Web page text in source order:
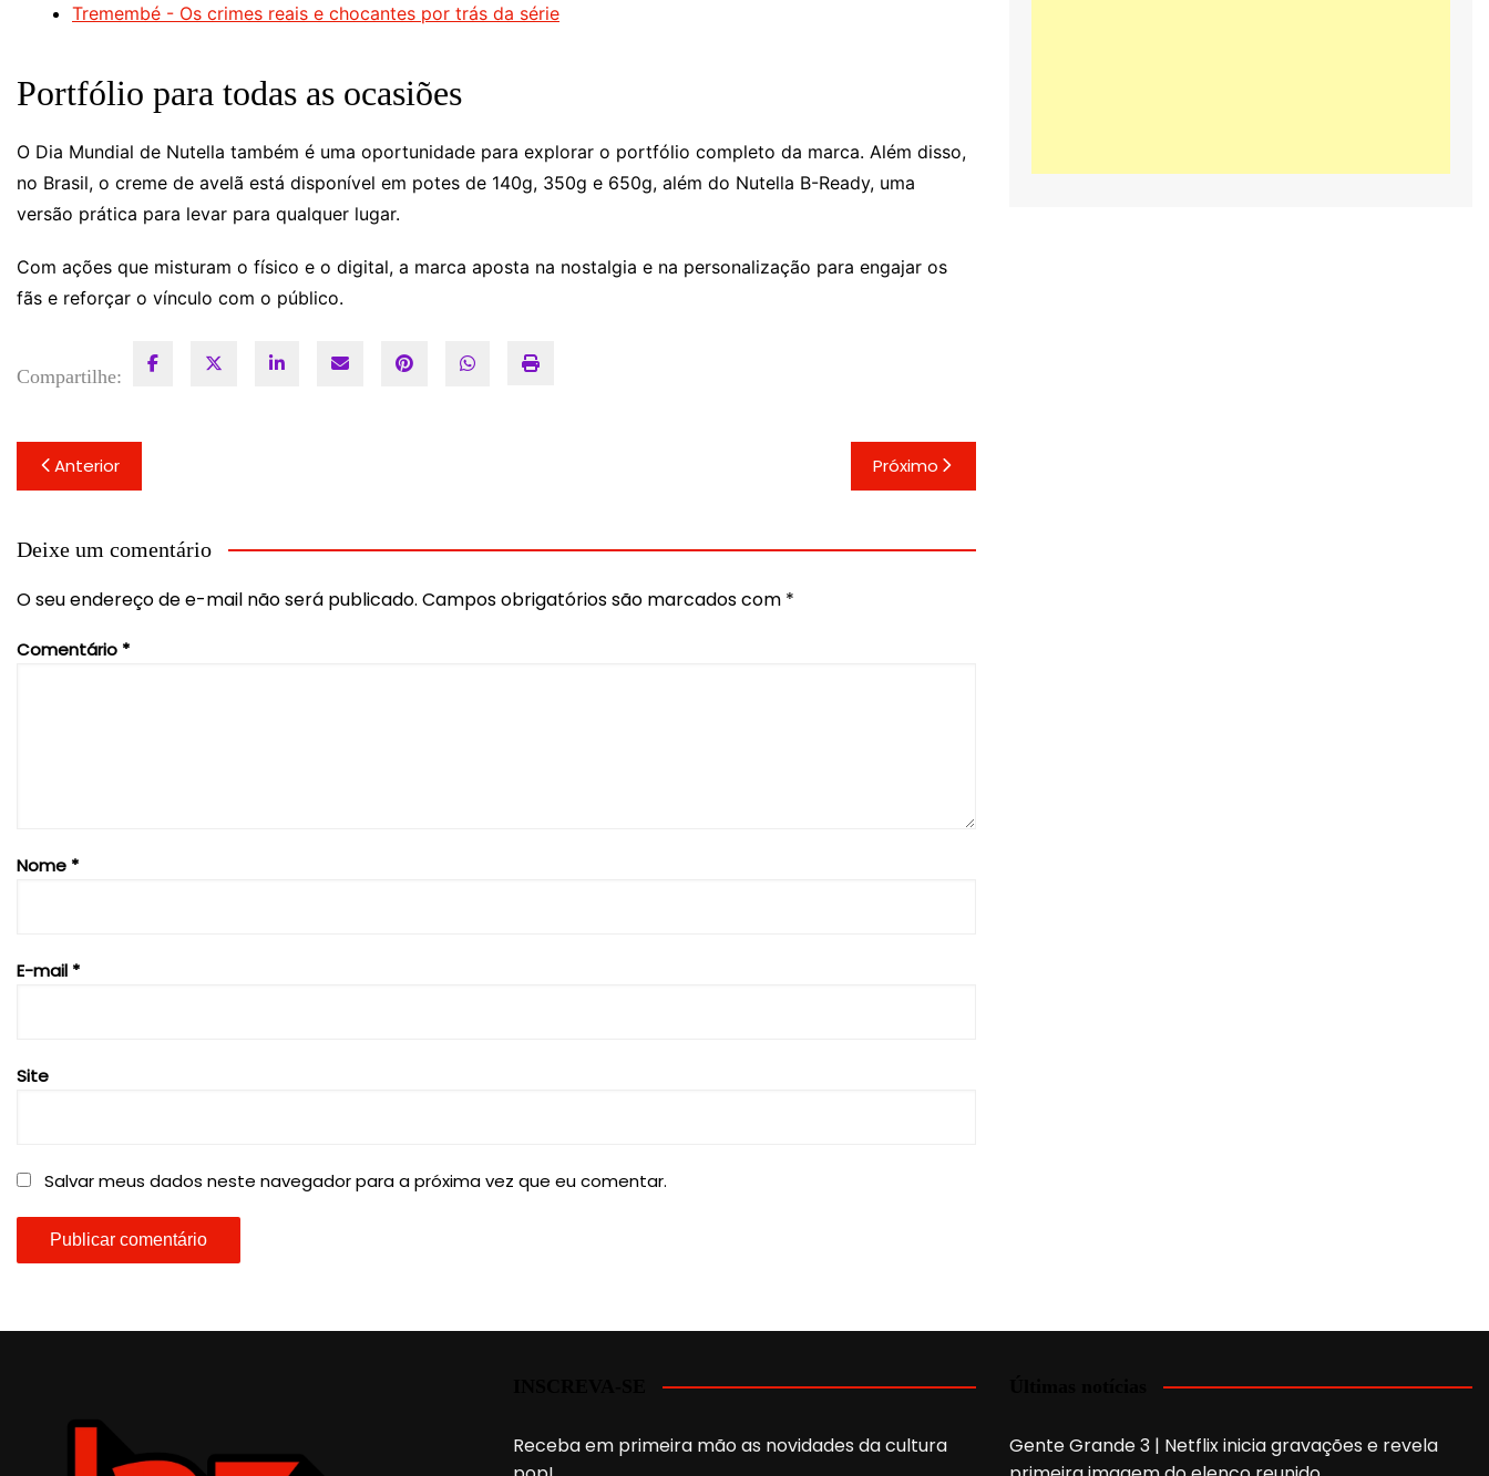
Tremembé - Os crimes reais e chocantes por trás da série
Portfólio para todas as ocasiões
O Dia Mundial de Nutella também é uma oportunidade para explorar o portfólio completo da marca. Além disso,
no Brasil, o creme de avelã está disponível em potes de 140g, 350g e 650g, além do Nutella B-Ready, uma
versão prática para levar para qualquer lugar.
Com ações que misturam o físico e o digital, a marca aposta na nostalgia e na personalização para engajar os
fãs e reforçar o vínculo com o público.
Compartilhe:
Navegação
de
Post
Anterior Próximo
Deixe um comentário
O seu endereço de e-mail não será publicado. Campos obrigatórios são marcados com *
Comentário *
Nome *
E-mail *
Site
Salvar meus dados neste navegador para a próxima vez que eu comentar.
Receba em primeira mão as novidades da cultura
Gente Grande 3 | Netflix inicia gravações e revela